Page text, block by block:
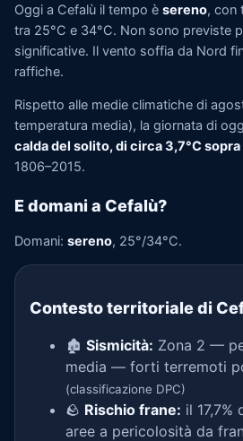
Oggi a Cefalù il tempo è sereno, con
tra 25°C e 34°C. Non sono previste
significative. Il vento soffia da Nord
raffiche.
Rispetto alle medie climatiche di
temperatura media), la giornata di
calda del solito, di circa 3,7°C sopra
1806–2015.
E domani a Cefalù?
Domani: sereno, 25°/34°C.
Contesto territoriale di
🏚️ Sismicità: Zona 2 —
media — forti terremoti
(classificazione DPC)
🪨 Rischio frane: il
aree a pericolosità da